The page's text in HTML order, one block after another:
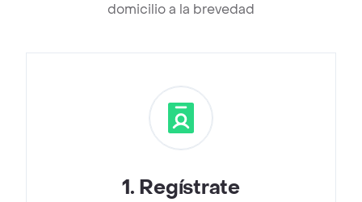
domicilio a la brevedad
1. Regístrate